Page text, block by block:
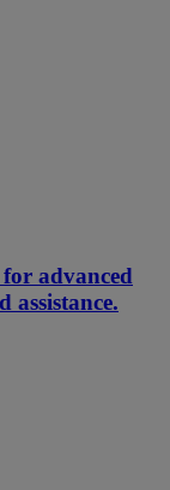
advanced
assistance.